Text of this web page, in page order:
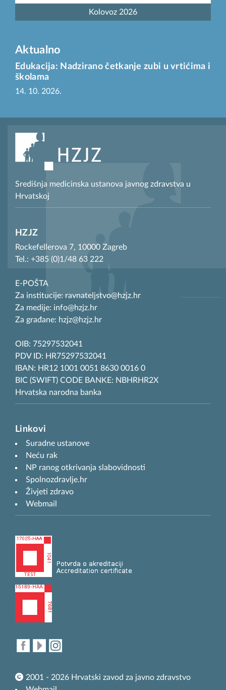
Kolovoz 2026
Aktualno
Edukacija: Nadzirano četkanje zubi u vrtićima i
školama
14. 10. 2026.
Središnja medicinska ustanova javnog zdravstva u
Hrvatskoj
HZJZ
Rockefellerova 7, 10000 Zagreb
Tel.: +385 (0)1/48 63 222
E-POŠTA
Za institucije: ravnateljstvo@hzjz.hr
Za medije: info@hzjz.hr
Za građane: hzjz@hzjz.hr
OIB: 75297532041
PDV ID: HR75297532041
IBAN: HR12 1001 0051 8630 0016 0
BIC (SWIFT) CODE BANKE: NBHRHR2X
Hrvatska narodna banka
Linkovi
Suradne ustanove
Neću rak
NP ranog otkrivanja slabovidnosti
Spolnozdravlje.hr
Živjeti zdravo
Webmail
2001 - 2026 Hrvatski zavod za javno zdravstvo